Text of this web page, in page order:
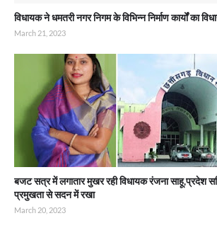
विधायक ने धमतरी नगर निगम के विभिन्न निर्माण कार्यों का
March 21, 2023
बजट सत्र में लगातार मुखर रही विधायक रंजना साहू,प्रदेश
प्रमुखता से सदन में रखा
March 20, 2023